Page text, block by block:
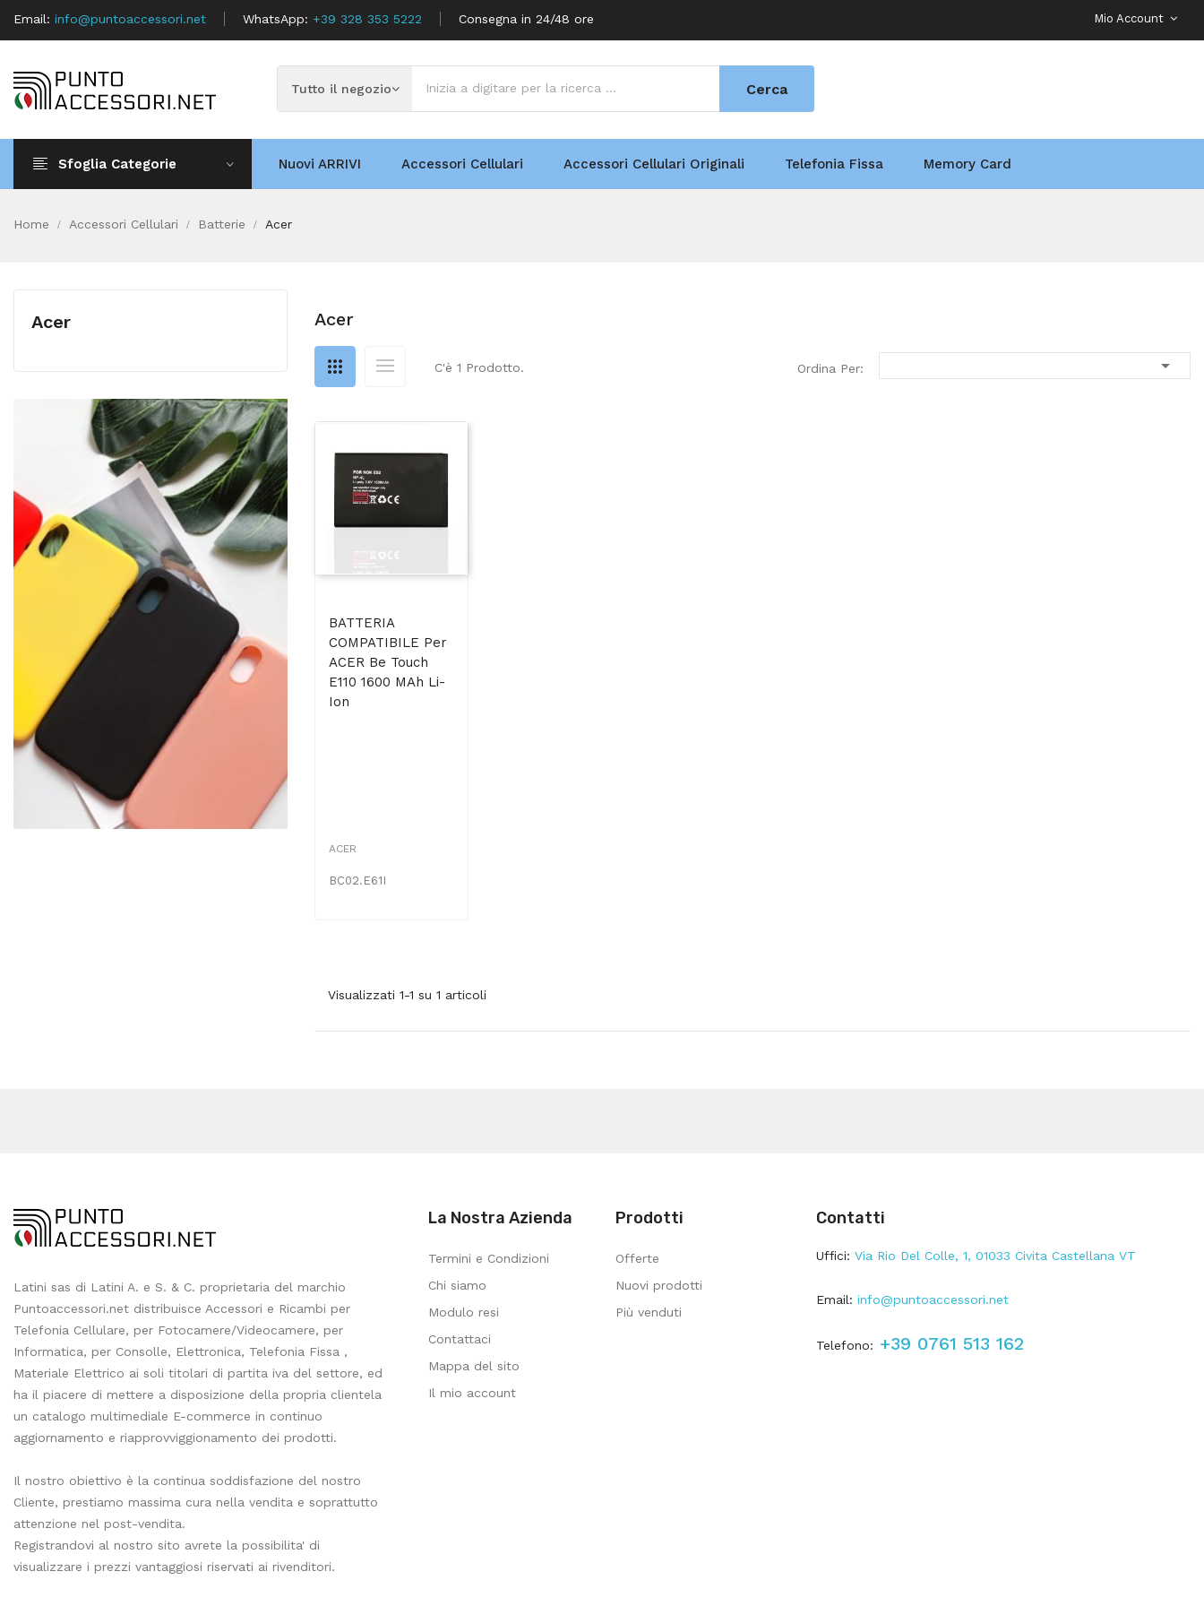
Email: info@puntoaccessori.net WhatsApp: +39 328 353 5222 Consegna in 24/48 ore Mio Account
Cerca
Sfoglia Categorie Nuovi ARRIVI Accessori Cellulari Accessori Cellulari Originali Telefonia Fissa Memory Card
Home Accessori Cellulari Batterie Acer
Acer Acer
C'è 1 Prodotto. Ordina Per: 
BATTERIA
COMPATIBILE Per
ACER Be Touch
E110 1600 MAh Li-
Ion
ACER
BC02.E61I
Visualizzati 1-1 su 1 articoli
Latini sas di Latini A. e S. & C. proprietaria del marchio
Puntoaccessori.net distribuisce Accessori e Ricambi per
Telefonia Cellulare, per Fotocamere/Videocamere, per
Informatica, per Consolle, Elettronica, Telefonia Fissa ,
Materiale Elettrico ai soli titolari di partita iva del settore, ed
ha il piacere di mettere a disposizione della propria clientela
un catalogo multimediale E-commerce in continuo
aggiornamento e riapprovviggionamento dei prodotti.
Il nostro obiettivo è la continua soddisfazione del nostro
Cliente, prestiamo massima cura nella vendita e soprattutto
attenzione nel post-vendita.
Registrandovi al nostro sito avrete la possibilita' di
visualizzare i prezzi vantaggiosi riservati ai rivenditori.
La Nostra Azienda
Termini e Condizioni
Chi siamo
Modulo resi
Contattaci
Mappa del sito
Il mio account
Prodotti
Offerte
Nuovi prodotti
Più venduti
Contatti
Uffici: Via Rio Del Colle, 1, 01033 Civita Castellana VT
Email: info@puntoaccessori.net
Telefono: +39 0761 513 162